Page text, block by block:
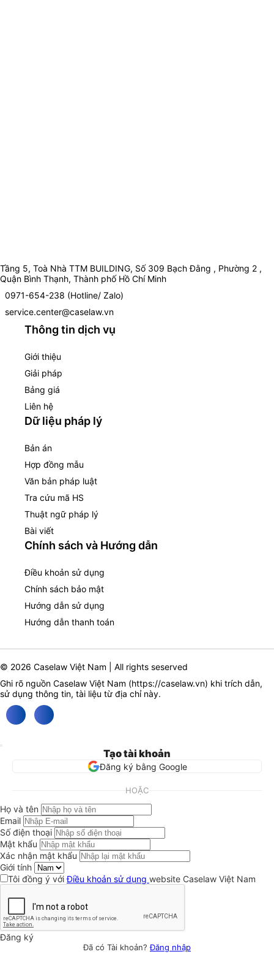
Tầng 5, Toà Nhà TTM BUILDING, Số 309 Bạch Đằng , Phường 2 ,
Quận Bình Thạnh, Thành phố Hồ Chí Minh
0971-654-238 (Hotline/ Zalo)
service.center@caselaw.vn
Thông tin dịch vụ
Giới thiệu
Giải pháp
Bảng giá
Liên hệ
Dữ liệu pháp lý
Bản án
Hợp đồng mẫu
Văn bản pháp luật
Tra cứu mã HS
Thuật ngữ pháp lý
Bài viết
Chính sách và Hướng dẫn
Điều khoản sử dụng
Chính sách bảo mật
Hướng dẫn sử dụng
Hướng dẫn thanh toán
© 2026 Caselaw Việt Nam | All rights seserved
Ghi rõ nguồn Caselaw Việt Nam (https://caselaw.vn) khi trích dẫn,
sử dụng thông tin, tài liệu từ địa chỉ này.
Tạo tài khoản
Đăng ký bằng Google
HOẶC
Họ và tên
Email
Số điện thoại
Mật khẩu
Xác nhận mật khẩu
Giới tính
Tôi đồng ý vớiĐiều khoản sử dụng website Caselaw Việt Nam
Đăng ký
Đã có Tài khoản?Đăng nhập